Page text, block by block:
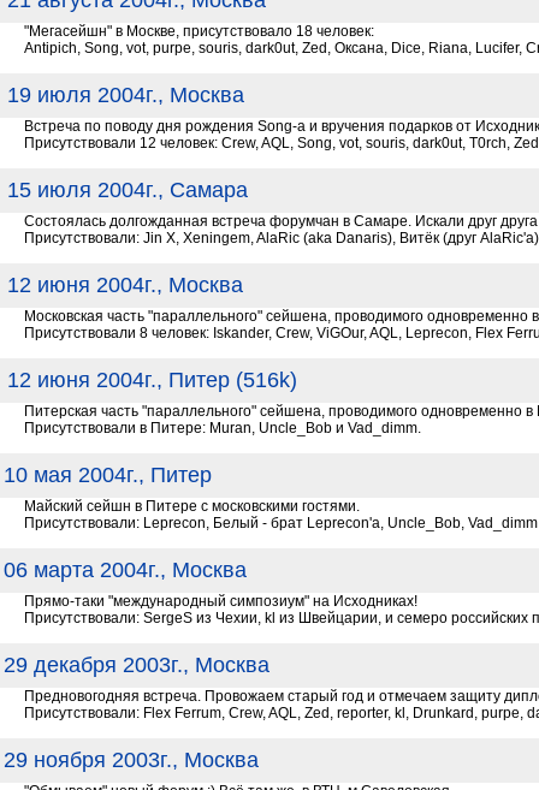
"Мегасейшн" в Москве, присутствовало 18 человек:
Antipich, Song, vot, purpe, souris, dark0ut, Zed, Оксана, Dice, Riana, Lucifer,
19 июля 2004г., Москва
Встреча по поводу дня рождения Song-а и вручения подарков от
Присутствовали 12 человек: Crew, AQL, Song, vot, souris, dark0ut, T0rch,
15 июля 2004г., Самара
Состоялась долгожданная встреча форумчан в Самаре. Искали друг
Присутствовали: Jin X, Xeningem, AlaRic (aka Danaris), Витёк (друг
12 июня 2004г., Москва
Московская часть "параллельного" сейшена, проводимого одновременно
Присутствовали 8 человек: Iskander, Crew, ViGOur, AQL, Leprecon, Flex
12 июня 2004г., Питер (516k)
Питерская часть "параллельного" сейшена, проводимого одновременно
Присутствовали в Питере: Muran, Uncle_Bob и Vad_dimm.
10 мая 2004г., Питер
Майский сейшн в Питере с московскими гостями.
Присутствовали: Leprecon, Белый - брат Leprecon'a, Uncle_Bob,
06 марта 2004г., Москва
Прямо-таки "международный симпозиум" на Исходниках!
Присутствовали: SergeS из Чехии, kl из Швейцарии, и семеро российских
29 декабря 2003г., Москва
Предновогодняя встреча. Провожаем старый год и отмечаем защиту
Присутствовали: Flex Ferrum, Crew, AQL, Zed, reporter, kl, Drunkard, purpe,
29 ноября 2003г., Москва